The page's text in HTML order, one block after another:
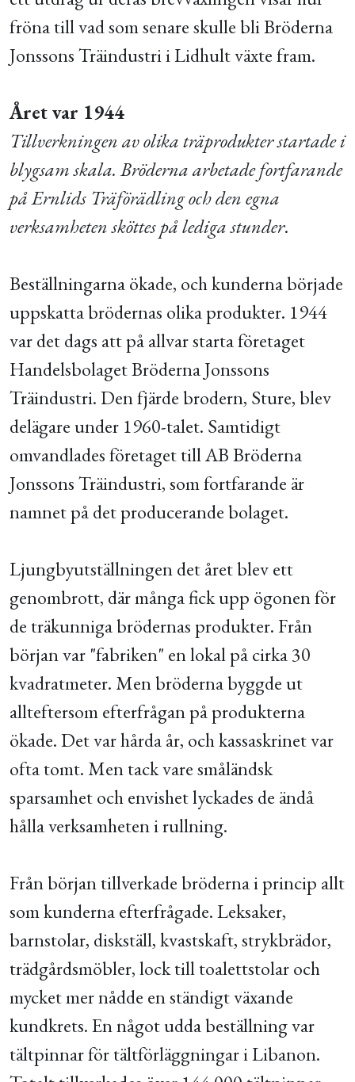
fröna till vad som senare skulle bli Bröderna
Jonssons Träindustri i Lidhult växte fram.
Året var 1944
Tillverkningen av olika träprodukter startade i
blygsam skala. Bröderna arbetade fortfarande
på Ernlids Träförädling och den egna
verksamheten sköttes på lediga stunder.
Beställningarna ökade, och kunderna började
uppskatta brödernas olika produkter. 1944
var det dags att på allvar starta företaget
Handelsbolaget Bröderna Jonssons
Träindustri. Den fjärde brodern, Sture, blev
delägare under 1960-talet. Samtidigt
omvandlades företaget till AB Bröderna
Jonssons Träindustri, som fortfarande är
namnet på det producerande bolaget.
Ljungbyutställningen det året blev ett
genombrott, där många fick upp ögonen för
de träkunniga brödernas produkter. Från
början var "fabriken" en lokal på cirka 30
kvadratmeter. Men bröderna byggde ut
allteftersom efterfrågan på produkterna
ökade. Det var hårda år, och kassaskrinet var
ofta tomt. Men tack vare småländsk
sparsamhet och envishet lyckades de ändå
hålla verksamheten i rullning.
Från början tillverkade bröderna i princip allt
som kunderna efterfrågade. Leksaker,
barnstolar, diskställ, kvastskaft, strykbrädor,
trädgårdsmöbler, lock till toalettstolar och
mycket mer nådde en ständigt växande
kundkrets. En något udda beställning var
tältpinnar för tältförläggningar i Libanon.